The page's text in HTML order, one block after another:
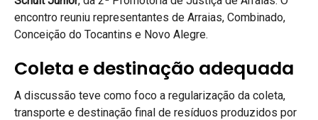
encontro reuniu representantes de Arraias, Combinado,
Conceição do Tocantins e Novo Alegre.
Coleta e destinação adequada
A discussão teve como foco a regularização da coleta,
transporte e destinação final de resíduos produzidos por